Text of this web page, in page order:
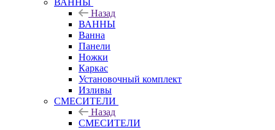
ВАННЫ
Назад
ВАННЫ
Ванна
Панели
Ножки
Каркас
Установочный комплект
Изливы
СМЕСИТЕЛИ
Назад
СМЕСИТЕЛИ